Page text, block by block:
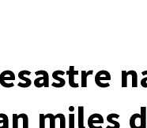
miles